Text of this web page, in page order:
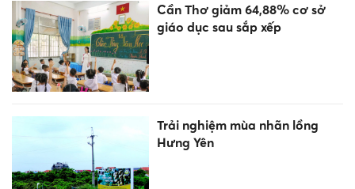
Cần Thơ giảm 64,88% cơ sở
giáo dục sau sắp xếp
Trải nghiệm mùa nhãn lồng
Hưng Yên